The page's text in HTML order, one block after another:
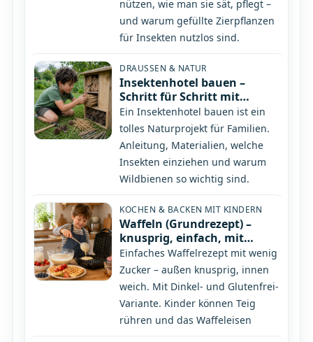
nützen, wie man sie sät, pflegt –
und warum gefüllte Zierpflanzen
für Insekten nutzlos sind.
DRAUSSEN & NATUR
Insektenhotel bauen –
Schritt für Schritt mit
Kindern
Ein Insektenhotel bauen ist ein
tolles Naturprojekt für Familien.
Anleitung, Materialien, welche
Insekten einziehen und warum
Wildbienen so wichtig sind.
KOCHEN & BACKEN MIT KINDERN
Waffeln (Grundrezept) –
knusprig, einfach, mit
Kindern
Einfaches Waffelrezept mit wenig
Zucker – außen knusprig, innen
weich. Mit Dinkel- und Glutenfrei-
Variante. Kinder können Teig
rühren und das Waffeleisen